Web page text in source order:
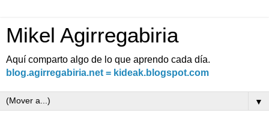
Mikel Agirregabiria
Aquí comparto algo de lo que aprendo cada día.
blog.agirregabiria.net = kideak.blogspot.com
▼